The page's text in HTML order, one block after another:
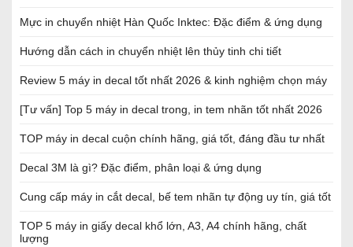
Mực in chuyển nhiệt Hàn Quốc Inktec: Đặc điểm & ứng dụng
Hướng dẫn cách in chuyển nhiệt lên thủy tinh chi tiết
Review 5 máy in decal tốt nhất 2026 & kinh nghiệm chọn máy
[Tư vấn] Top 5 máy in decal trong, in tem nhãn tốt nhất 2026
TOP máy in decal cuộn chính hãng, giá tốt, đáng đầu tư nhất
Decal 3M là gì? Đặc điểm, phân loại & ứng dụng
Cung cấp máy in cắt decal, bế tem nhãn tự động uy tín, giá tốt
TOP 5 máy in giấy decal khổ lớn, A3, A4 chính hãng, chất
lượng